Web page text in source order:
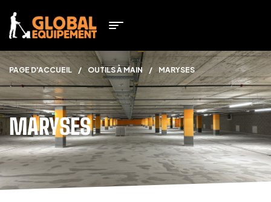
MARYSES
PAGE D'ACCUEIL / OUTILS À MAIN / MARYSES